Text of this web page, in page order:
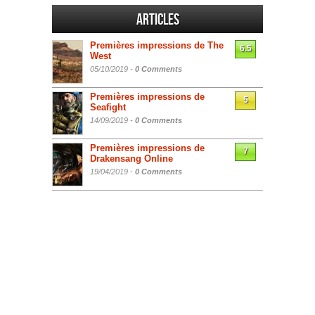
Articles
Premières impressions de The
West
05/10/2019 - 0 Comments
6.5
Premières impressions de
Seafight
14/09/2019 - 0 Comments
5
Premières impressions de
Drakensang Online
19/04/2019 - 0 Comments
7